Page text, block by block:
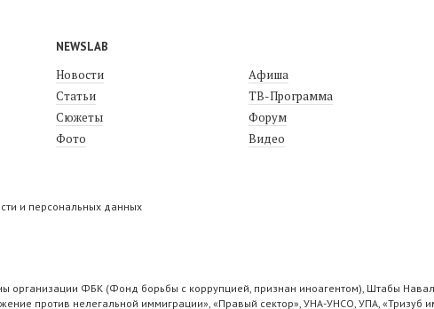
NEWSLAB
Новости
Статьи
Сюжеты
Фото
Афиша
ТВ-Программа
Форум
Видео
и персональных данных
организации ФБК (Фонд борьбы с коррупцией, признан иноагентом), Штабы
против нелегальной иммиграции», «Правый сектор», УНА-УНСО, УПА, «Тризуб